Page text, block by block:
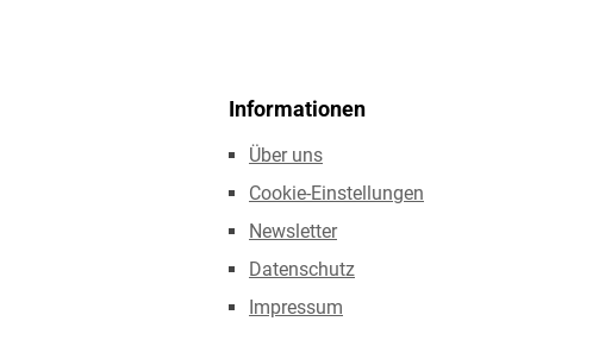
Informationen
Über uns
Cookie-Einstellungen
Newsletter
Datenschutz
Impressum